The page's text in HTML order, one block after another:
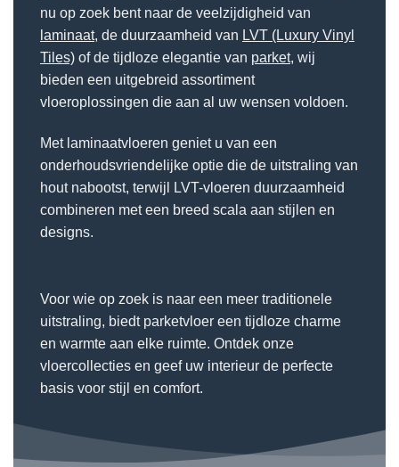
nu op zoek bent naar de veelzijdigheid van
laminaat, de duurzaamheid van LVT (Luxury Vinyl
Tiles) of de tijdloze elegantie van parket, wij
bieden een uitgebreid assortiment
vloeroplossingen die aan al uw wensen voldoen.
Met laminaatvloeren geniet u van een
onderhoudsvriendelijke optie die de uitstraling van
hout nabootst, terwijl LVT-vloeren duurzaamheid
combineren met een breed scala aan stijlen en
designs.
Voor wie op zoek is naar een meer traditionele
uitstraling, biedt parketvloer een tijdloze charme
en warmte aan elke ruimte. Ontdek onze
vloercollecties en geef uw interieur de perfecte
basis voor stijl en comfort.